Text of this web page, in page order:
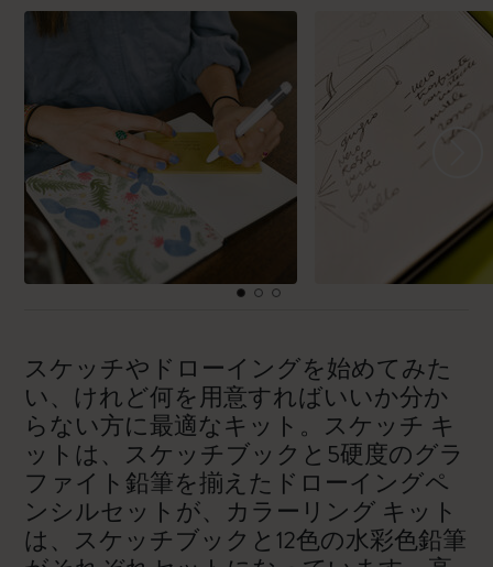
スケッチやドローイングを始めてみた
い、けれど何を用意すればいいか分か
らない方に最適なキット。スケッチ キ
ットは、スケッチブックと5硬度のグラ
ファイト鉛筆を揃えたドローイングペ
ンシルセットが、カラーリング キット
は、スケッチブックと12色の水彩色鉛筆